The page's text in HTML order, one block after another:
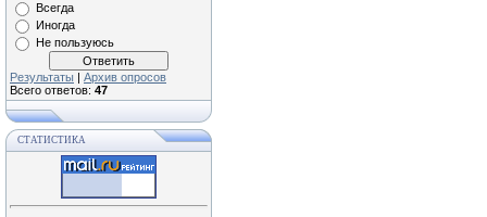
Всегда
Иногда
Не пользуюсь
Результаты | Архив опросов
Всего ответов: 47
СТАТИСТИКА